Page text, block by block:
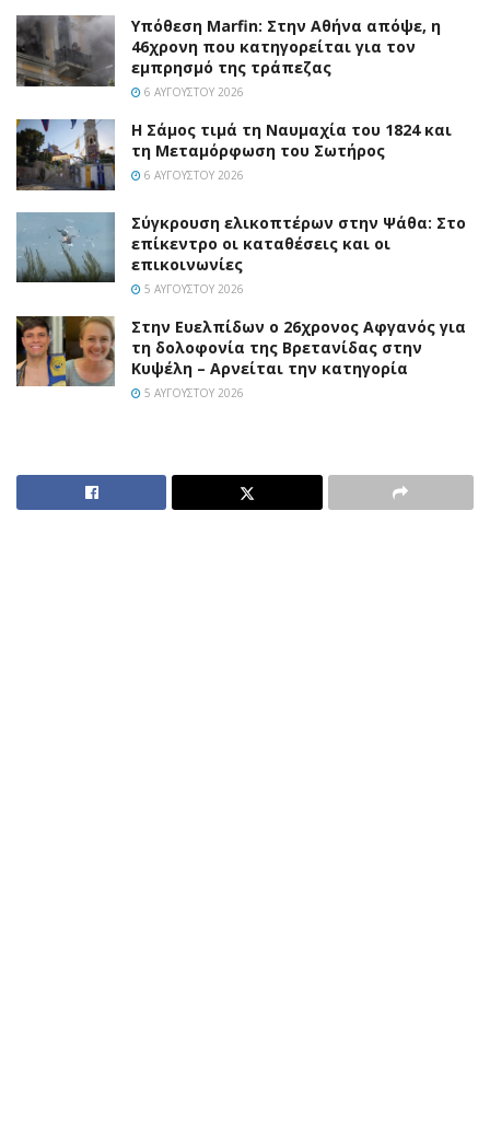
Υπόθεση Marfin: Στην Αθήνα απόψε, η
46χρονη που κατηγορείται για τον
εμπρησμό της τράπεζας
6 ΑΥΓΟΎΣΤΟΥ 2026
Η Σάμος τιμά τη Ναυμαχία του 1824 και
τη Μεταμόρφωση του Σωτήρος
6 ΑΥΓΟΎΣΤΟΥ 2026
Σύγκρουση ελικοπτέρων στην Ψάθα: Στο
επίκεντρο οι καταθέσεις και οι
επικοινωνίες
5 ΑΥΓΟΎΣΤΟΥ 2026
Στην Ευελπίδων ο 26χρονος Αφγανός για
τη δολοφονία της Βρετανίδας στην
Κυψέλη – Αρνείται την κατηγορία
5 ΑΥΓΟΎΣΤΟΥ 2026